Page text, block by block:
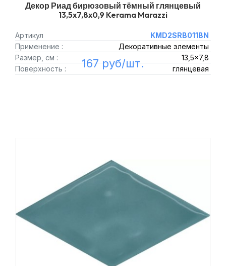
Декор Риад бирюзовый тёмный глянцевый
13,5x7,8x0,9 Kerama Marazzi
Артикул
KMD2SRB011BN
Применение :
Декоративные элементы
Размер, см :
13,5x7,8
Поверхность :
глянцевая
167 руб/шт.